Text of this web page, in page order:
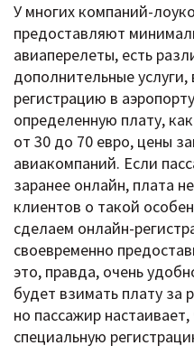
У многих компаний-
предоставляют
авиаперелеты, есть
дополнительные услуги,
регистрацию в
определенную плату,
от 30 до 70 евро, цены
авиакомпаний. Если
заранее онлайн, плата
клиентов о такой
сделаем онлайн-
своевременно
это, правда, очень
будет взимать плату за
но пассажир
специальную